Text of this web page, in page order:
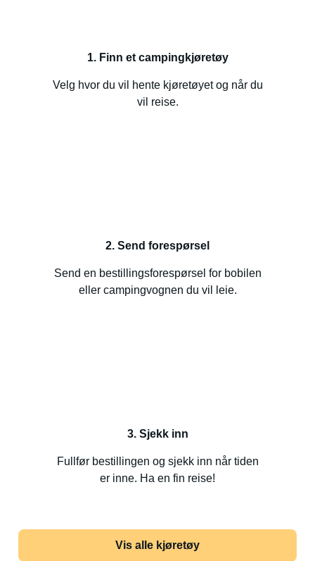
1. Finn et campingkjøretøy
Velg hvor du vil hente kjøretøyet og når du
vil reise.
2. Send forespørsel
Send en bestillingsforespørsel for bobilen
eller campingvognen du vil leie.
3. Sjekk inn
Fullfør bestillingen og sjekk inn når tiden
er inne. Ha en fin reise!
Vis alle kjøretøy